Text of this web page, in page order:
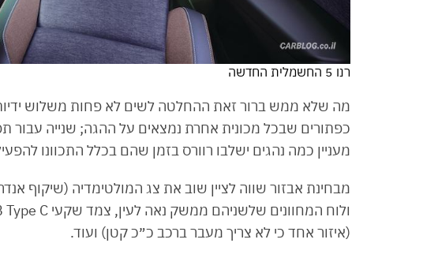
רנו 5 החשמלית החדשה
מה שלא ממש ברור זאת ההחלטה לשים לא פחות משלוש
כפתורים שבכל מכונית אחרת נמצאים על ההגה; שנייה עבור
מעניין כמה נהגים ישלבו רוורס בזמן שהם בכלל התכוונו
מבחינת אבזור שווה לציין שוב את צג המולטימדיה (שיקוף
(איזור אחד כי לא צריך מעבר ברכב כ״כ קטן) ועוד.